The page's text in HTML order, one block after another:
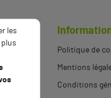
Politique de
Mentions
Conditions
les